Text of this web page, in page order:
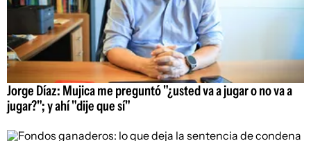
Jorge Díaz: Mujica me preguntó "¿usted va a jugar o no va a
jugar?"; y ahí "dije que sí"